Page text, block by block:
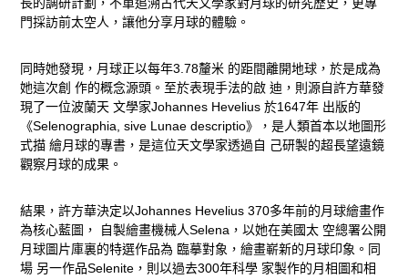
門採訪前太空人，讓他分享月球的體驗。
同時她發現，月球正以每年3.78釐米 的距間離開地球，於是成為
她這次創 作的概念源頭。至於表現手法的啟 迪，則源自許方華發
現了一位波蘭天 文學家Johannes Hevelius 於1647年 出版的
《Selenographia, sive Lunae descriptio》，是人類首本以地圖形
式描 繪月球的專書，是這位天文學家透過自 己研製的超長望遠鏡
觀察月球的成果。
結果，許方華決定以Johannes Hevelius 370多年前的月球繪畫作
為核心藍圖， 自製繪畫機械人Selena，以她在美國太 空總署公開
月球圖片庫裏的特選作品為 臨摹對象，繪畫嶄新的月球印象。同
場 另一作品Selenite，則以過去300年科學 家製作的月相圖和相